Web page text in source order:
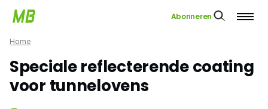
Abonneren
Home
Speciale reflecterende coating
voor tunnelovens